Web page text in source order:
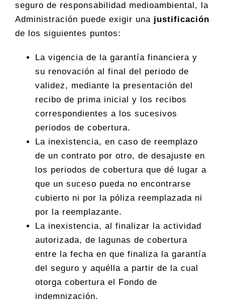
seguro de responsabilidad medioambiental, la
Administración puede exigir una justificación
de los siguientes puntos:
La vigencia de la garantía financiera y
su renovación al final del periodo de
validez, mediante la presentación del
recibo de prima inicial y los recibos
correspondientes a los sucesivos
periodos de cobertura.
La inexistencia, en caso de reemplazo
de un contrato por otro, de desajuste en
los periodos de cobertura que dé lugar a
que un suceso pueda no encontrarse
cubierto ni por la póliza reemplazada ni
por la reemplazante.
La inexistencia, al finalizar la actividad
autorizada, de lagunas de cobertura
entre la fecha en que finaliza la garantía
del seguro y aquélla a partir de la cual
otorga cobertura el Fondo de
indemnización.